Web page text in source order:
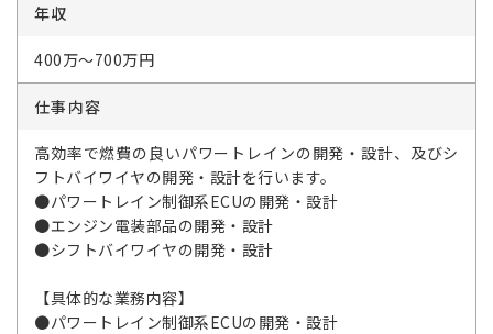
年収
400万～700万円
仕事内容
高効率で燃費の良いパワートレインの開発・設計、及びシ
フトバイワイヤの開発・設計を行います。
●パワートレイン制御系ECUの開発・設計
●エンジン電装部品の開発・設計
●シフトバイワイヤの開発・設計
【具体的な業務内容】
●パワートレイン制御系ECUの開発・設計